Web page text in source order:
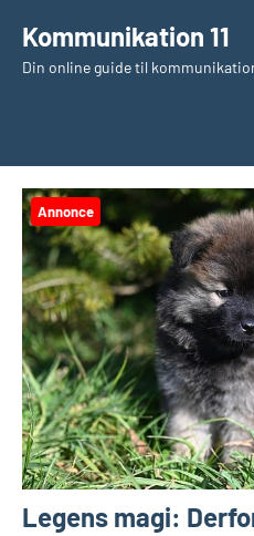
indhold
Kommunikation 11
Din online guide til
Annonce
Legens magi: